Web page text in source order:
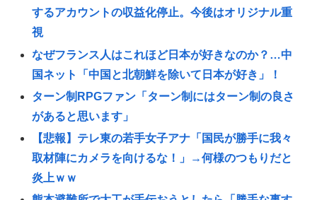
するアカウントの収益化停止。今後はオリジナル重
視
なぜフランス人はこれほど日本が好きなのか？…中
国ネット「中国と北朝鮮を除いて日本が好き」！
ターン制RPGファン「ターン制にはターン制の良さ
があると思います」
【悲報】テレ東の若手女子アナ「国民が勝手に我々
取材陣にカメラを向けるな！」→何様のつもりだと
炎上ｗｗ